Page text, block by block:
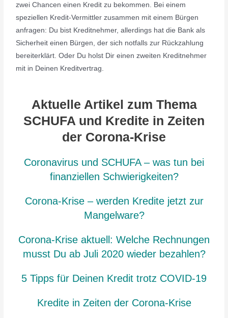
zwei Chancen einen Kredit zu bekommen. Bei einem
speziellen Kredit-Vermittler zusammen mit einem Bürgen
anfragen: Du bist Kreditnehmer, allerdings hat die Bank als
Sicherheit einen Bürgen, der sich notfalls zur Rückzahlung
bereiterklärt. Oder Du holst Dir einen zweiten Kreditnehmer
mit in Deinen Kreditvertrag.
Aktuelle Artikel zum Thema
SCHUFA und Kredite in Zeiten
der Corona-Krise
Coronavirus und SCHUFA–was tun bei
finanziellen Schwierigkeiten?
Corona-Krise – werden Kreditejetzt zur
Mangelware?
Corona-Krise aktuell: Welche Rechnungen
musst Du ab Juli 2020 wieder bezahlen?
5 Tipps für Deinen Kredit trotz COVID-19
Kredite in Zeiten der Corona-Krise